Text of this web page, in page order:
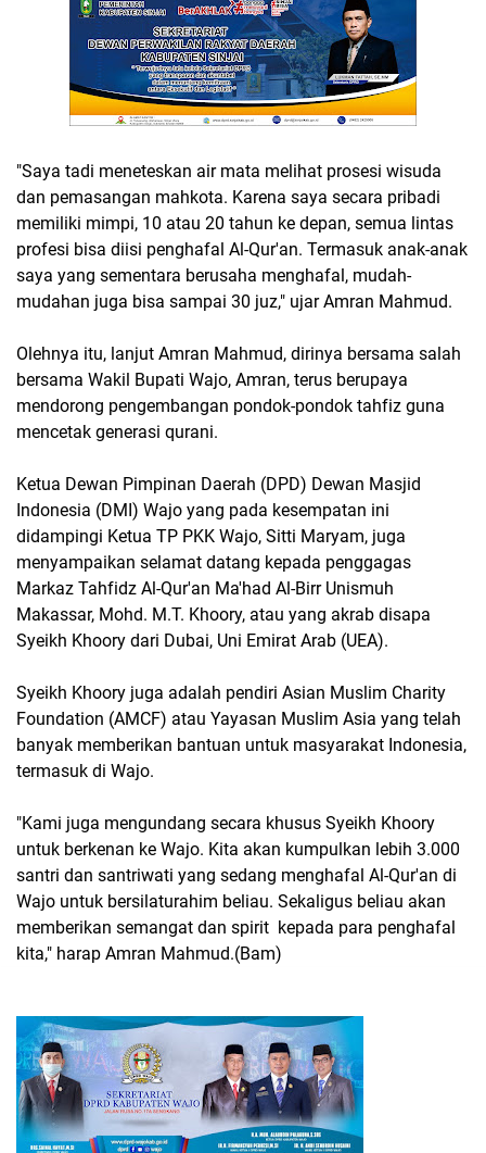
"Saya tadi meneteskan air mata melihat prosesi wisuda
dan pemasangan mahkota. Karena saya secara pribadi
memiliki mimpi, 10 atau 20 tahun ke depan, semua lintas
profesi bisa diisi penghafal Al-Qur'an. Termasuk anak-anak
saya yang sementara berusaha menghafal, mudah-
mudahan juga bisa sampai 30 juz," ujar Amran Mahmud.
Olehnya itu, lanjut Amran Mahmud, dirinya bersama salah
bersama Wakil Bupati Wajo, Amran, terus berupaya
mendorong pengembangan pondok-pondok tahfiz guna
mencetak generasi qurani.
Ketua Dewan Pimpinan Daerah (DPD) Dewan Masjid
Indonesia (DMI) Wajo yang pada kesempatan ini
didampingi Ketua TP PKK Wajo, Sitti Maryam, juga
menyampaikan selamat datang kepada penggagas
Markaz Tahfidz Al-Qur'an Ma'had Al-Birr Unismuh
Makassar, Mohd. M.T. Khoory, atau yang akrab disapa
Syeikh Khoory dari Dubai, Uni Emirat Arab (UEA).
Syeikh Khoory juga adalah pendiri Asian Muslim Charity
Foundation (AMCF) atau Yayasan Muslim Asia yang telah
banyak memberikan bantuan untuk masyarakat Indonesia,
termasuk di Wajo.
"Kami juga mengundang secara khusus Syeikh Khoory
untuk berkenan ke Wajo. Kita akan kumpulkan lebih 3.000
santri dan santriwati yang sedang menghafal Al-Qur'an di
Wajo untuk bersilaturahim beliau. Sekaligus beliau akan
memberikan semangat dan spirit kepada para penghafal
kita," harap Amran Mahmud.(Bam)